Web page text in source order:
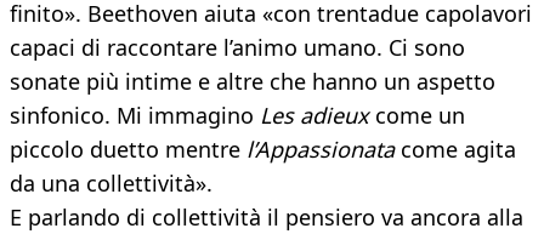
finito». Beethoven aiuta «con trentadue capolavori
capaci di raccontare l’animo umano. Ci sono
sonate più intime e altre che hanno un aspetto
sinfonico. Mi immagino Les adieuxcome un
piccolo duetto mentre l’Appassionata come agita
da una collettività».
E parlando di collettività il pensiero va ancora alla